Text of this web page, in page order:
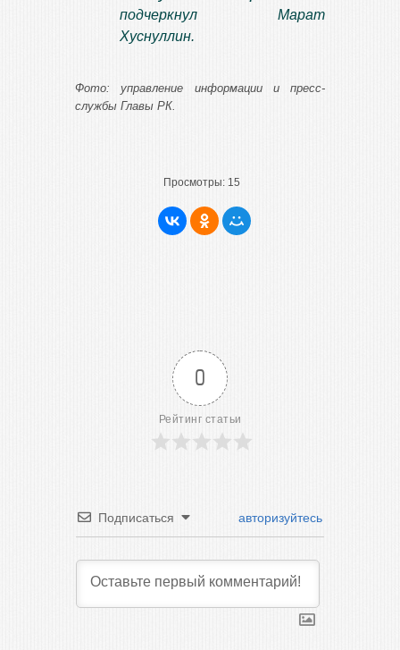
подчеркнул Марат
Хуснуллин.
Фото: управление информации и пресс-
службы Главы РК.
Просмотры: 15
0
Рейтинг статьи
Подписаться авторизуйтесь